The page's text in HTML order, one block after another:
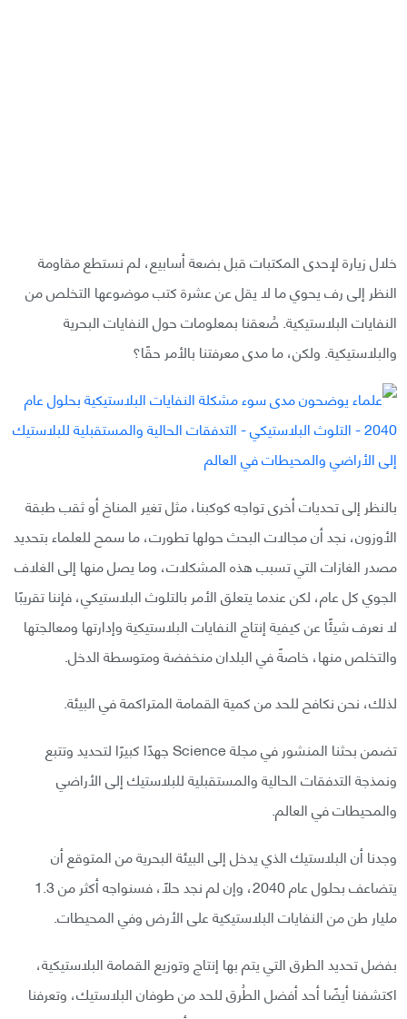
خلال زيارة لإحدى المكتبات قبل بضعة أسابيع، لم نستطع مقاومة
النظر إلى رف يحوي ما لا يقل عن عشرة كتب موضوعها التخلص من
النفايات البلاستيكية. صُعقنا بمعلومات حول النفايات البحرية
والبلاستيكية. ولكن، ما مدى معرفتنا بالأمر حقًا؟
بالنظر إلى تحديات أخرى تواجه كوكبنا، مثل تغير المناخ أو ثقب طبقة
الأوزون، نجد أن مجالات البحث حولها تطورت، ما سمح للعلماء بتحديد
مصدر الغازات التي تسبب هذه المشكلات، وما يصل منها إلى الغلاف
الجوي كل عام، لكن عندما يتعلق الأمر بالتلوث البلاستيكي، فإننا تقريبًا
لا نعرف شيئًا عن كيفية إنتاج النفايات البلاستيكية وإدارتها ومعالجتها
والتخلص منها، خاصةً في البلدان منخفضة ومتوسطة الدخل.
لذلك، نحن نكافح للحد من كمية القمامة المتراكمة في البيئة.
تضمن بحثنا المنشور في مجلة Science جهدًا كبيرًا لتحديد وتتبع
ونمذجة التدفقات الحالية والمستقبلية للبلاستيك إلى الأراضي
والمحيطات في العالم.
وجدنا أن البلاستيك الذي يدخل إلى البيئة البحرية من المتوقع أن
يتضاعف بحلول عام 2040، وإن لم نجد حلًا، فسنواجه أكثر من 1.3
مليار طن من النفايات البلاستيكية على الأرض وفي المحيطات.
بفضل تحديد الطرق التي يتم بها إنتاج وتوزيع القمامة البلاستيكية،
اكتشفنا أيضًا أحد أفضل الطُرق للحد من طوفان البلاستيك، وتعرفنا